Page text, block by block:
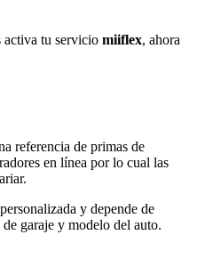
activa tu servicio miiflex, ahora
referencia de primas de
en línea por lo cual las
y depende de
garaje y modelo del auto.